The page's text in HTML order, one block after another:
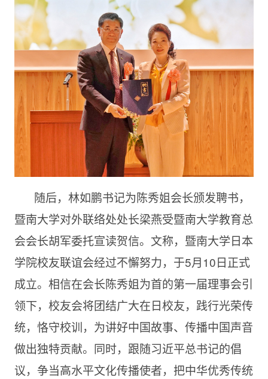
随后，林如鹏书记为陈秀姐会长颁发聘书，
暨南大学对外联络处处长梁燕受暨南大学教育总
会会长胡军委托宣读贺信。文称，暨南大学日本
学院校友联谊会经过不懈努力，于5月10日正式
成立。相信在会长陈秀姐为首的第一届理事会引
领下，校友会将团结广大在日校友，践行光荣传
统，恪守校训，为讲好中国故事、传播中国声音
做出独特贡献。同时，跟随习近平总书记的倡
议，争当高水平文化传播使者，把中华优秀传统